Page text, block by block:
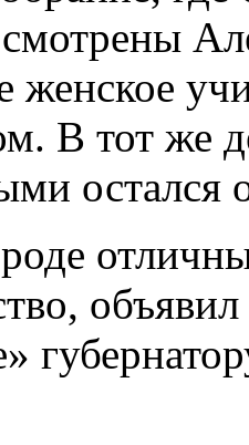
женское
В тот же
остался